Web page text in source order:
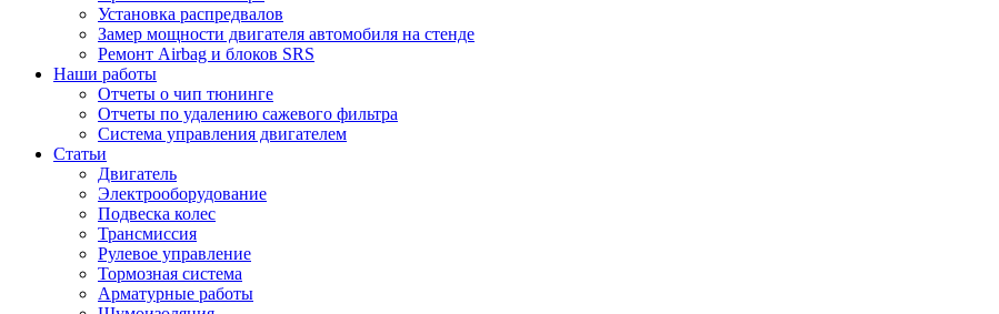
Установка распредвалов
Замер мощности двигателя автомобиля на стенде
Ремонт Airbag и блоков SRS
Наши работы
Отчеты о чип тюнинге
Отчеты по удалению сажевого фильтра
Система управления двигателем
Статьи
Двигатель
Электрооборудование
Подвеска колес
Трансмиссия
Рулевое управление
Тормозная система
Арматурные работы